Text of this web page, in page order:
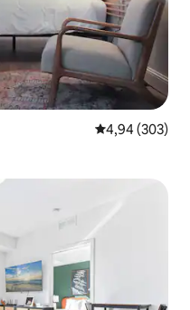
4,94 de uma
4,94 (303)